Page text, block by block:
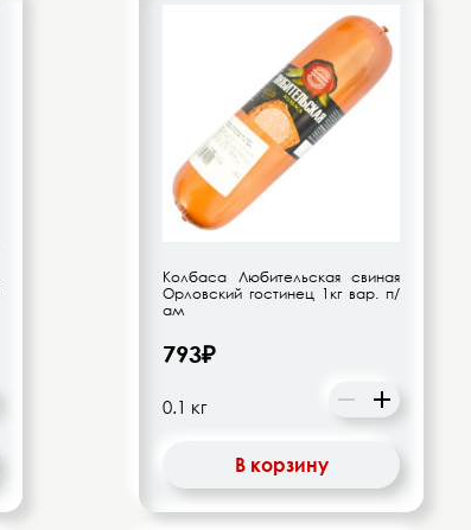
Колбаса Любительская свиная
Орловский гостинец 1кг вар. п/
ам
793₽
В корзину